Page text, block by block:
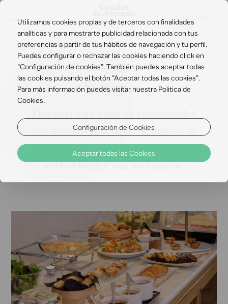
Idiomas
Servicios
que tenemos para ofrecerle durante su
estancia con nosotros. Contáctenos para
Utilizamos cookies propias y de terceros con finalidades
analíticas y para mostrarte publicidad relacionada con tus
preferencias a partir de tus hábitos de navegación y tu perfil.
Puedes configurar o rechazar las cookies haciendo click en
“Configuración de cookies”. También puedes aceptar todas
las cookies pulsando el botón “Aceptar todas las cookies”.
Para más información puedes visitar nuestra Politica de
Cookies.
Configuración de Cookies
Aceptar todas las Cookies